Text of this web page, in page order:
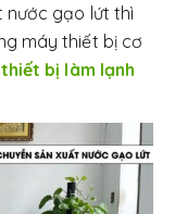
nước gạo lứt thì
máy thiết bị cơ
thiết bị làm lạnh